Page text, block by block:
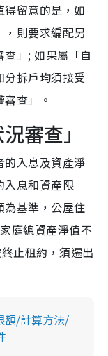
留意的是，如
則要求編配另
」; 如果屬「自
拆戶均須接受
查」。
審查」
的入息及資產淨
入息和資產限
為基準，公屋住
庭總資產淨值不
止租約，須遷出
額/計算方法/